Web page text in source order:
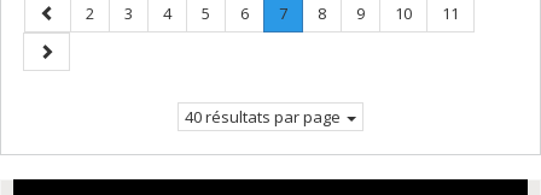
Page
précédente
Page
2 Page
3 Page
4 Page
5 Page
6 Page
7.
Page
Page
8 Page
9 Page
10 Page
11
Page
suivante
40 résultats par page